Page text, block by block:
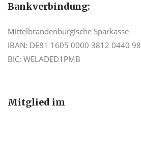
Bankverbindung:
Mittelbrandenburgische Sparkasse
IBAN: DE81 1605 0000 3812 0440 98
BIC: WELADED1PMB
Mitglied im